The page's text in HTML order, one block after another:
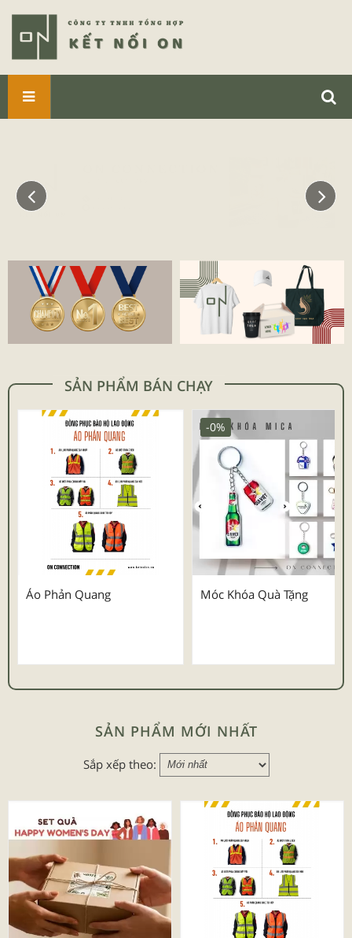
SẢN PHẨM BÁN CHẠY
Áo Phản Quang Móc Khóa Quà Tặng
-0%
SẢN PHẨM MỚI NHẤT
Sắp xếp theo: